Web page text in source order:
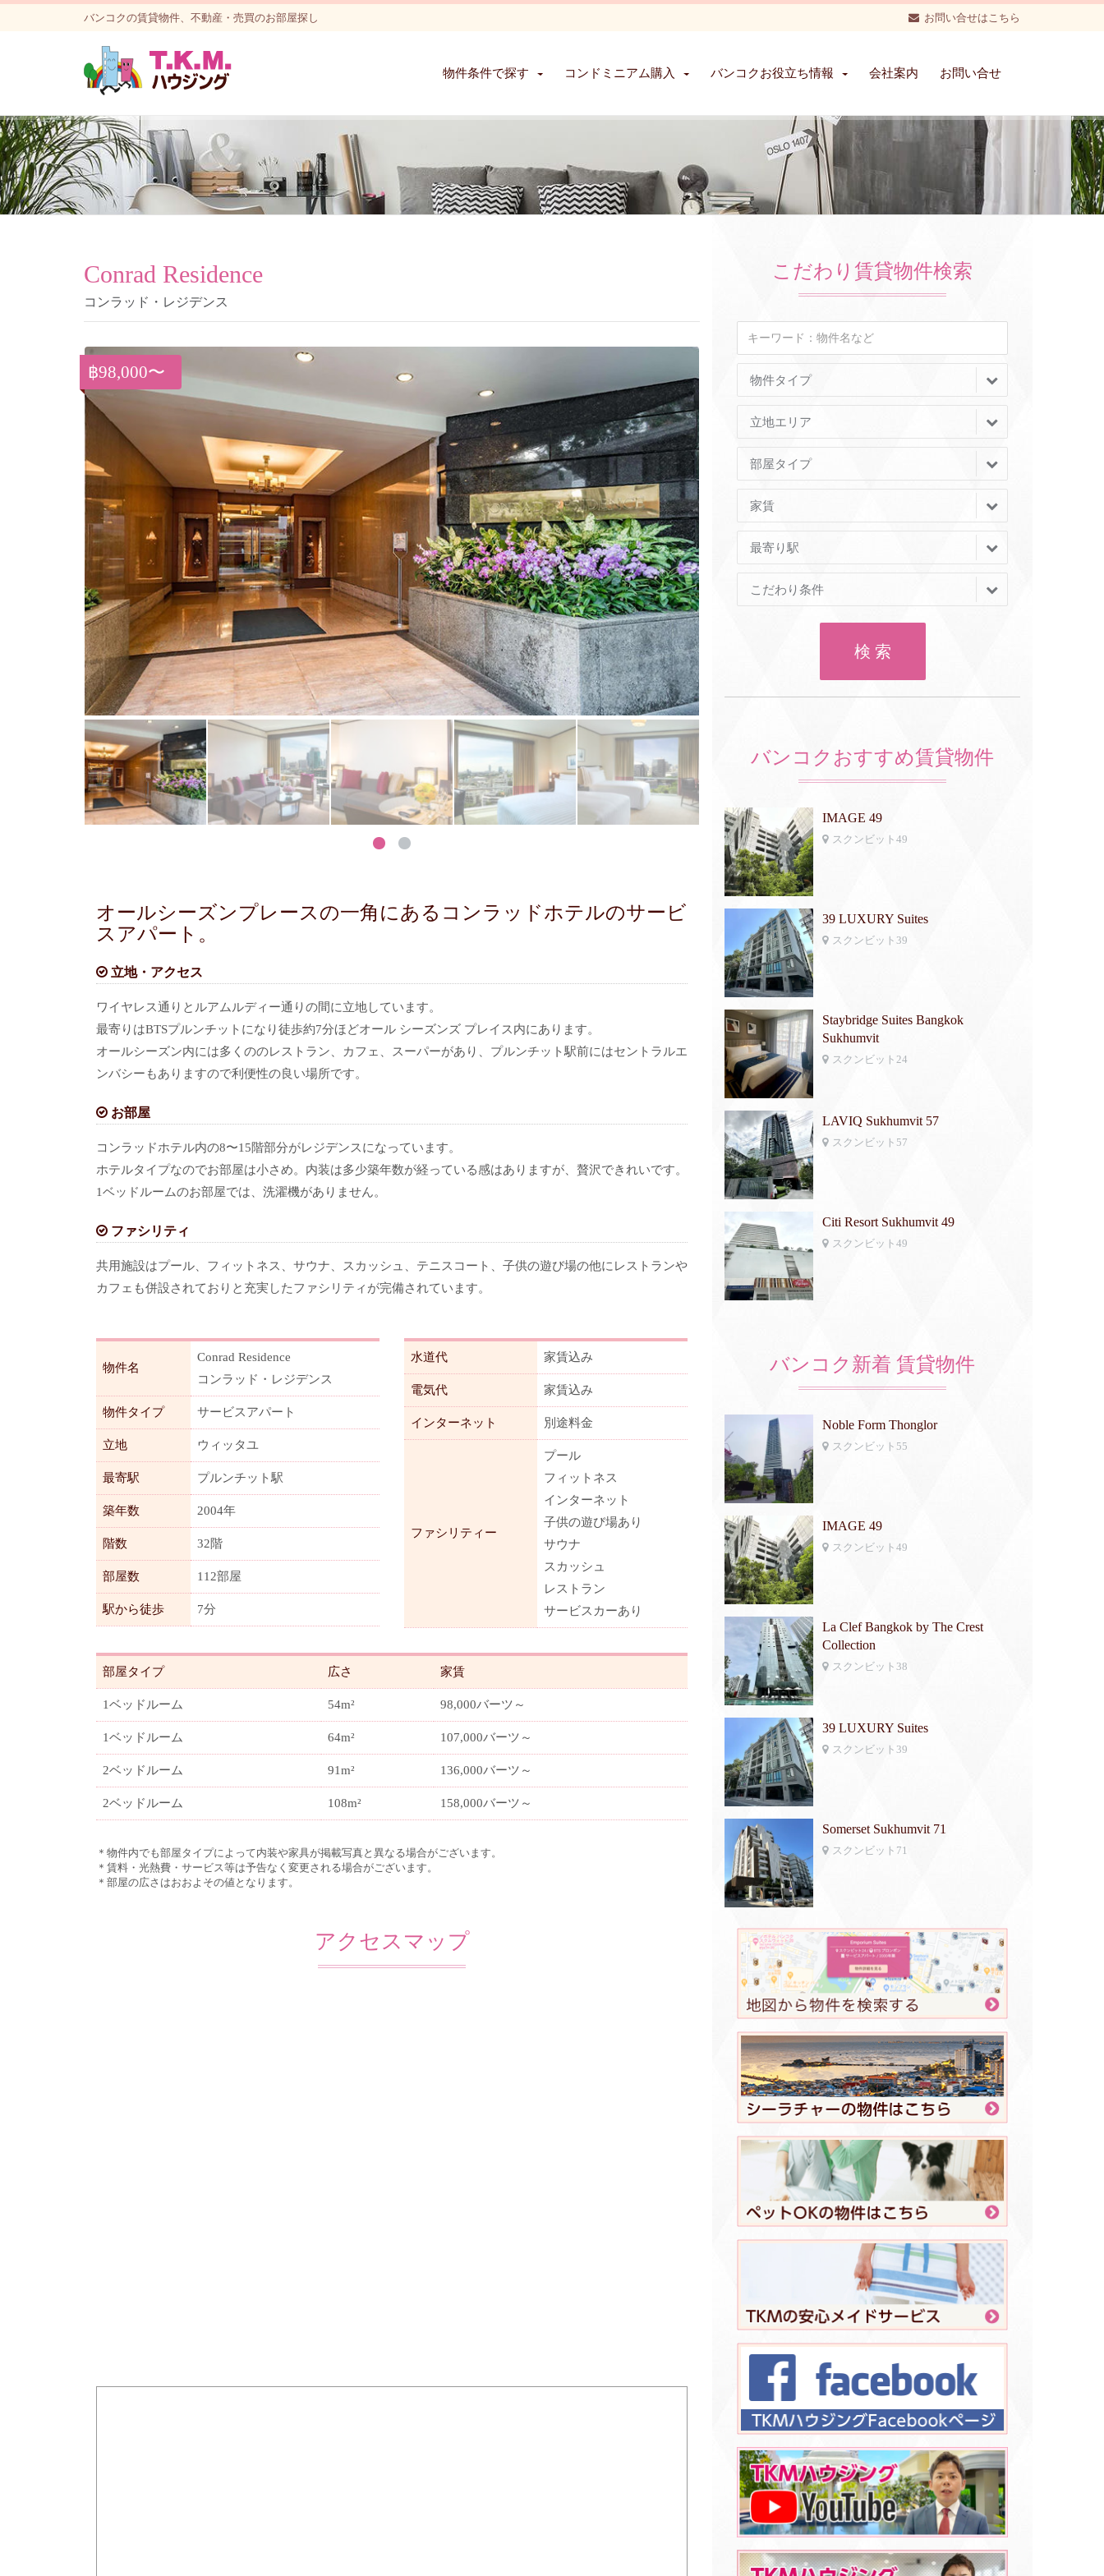
バンコクの賃貸物件、不動産・売買のお部屋探し お問い合せはこちら
物件条件で探す コンドミニアム購入 バンコクお役立ち情報 会社案内 お問い合せ
Conrad Residence
コンラッド・レジデンス
฿98,000〜
オールシーズンプレースの一角にあるコンラッドホテルのサービ
スアパート。
立地・アクセス
ワイヤレス通りとルアムルディー通りの間に立地しています。
最寄りはBTSプルンチットになり徒歩約7分ほどオール シーズンズ プレイス内にあります。
オールシーズン内には多くののレストラン、カフェ、スーパーがあり、プルンチット駅前にはセントラルエ
ンバシーもありますので利便性の良い場所です。
お部屋
コンラッドホテル内の8〜15階部分がレジデンスになっています。
ホテルタイプなのでお部屋は小さめ。内装は多少築年数が経っている感はありますが、贅沢できれいです。
1ベッドルームのお部屋では、洗濯機がありません。
ファシリティ
共用施設はプール、フィットネス、サウナ、スカッシュ、テニスコート、子供の遊び場の他にレストランや
カフェも併設されておりと充実したファシリティが完備されています。
物件名
Conrad Residence
コンラッド・レジデンス
物件タイプ サービスアパート
立地 ウィッタユ
最寄駅 プルンチット駅
築年数 2004年
階数 32階
部屋数 112部屋
駅から徒歩 7分
水道代 家賃込み
電気代 家賃込み
インターネット 別途料金
ファシリティー
プール
フィットネス
インターネット
子供の遊び場あり
サウナ
スカッシュ
レストラン
サービスカーあり
部屋タイプ 広さ 家賃
1ベッドルーム 54m² 98,000バーツ～
1ベッドルーム 64m² 107,000バーツ～
2ベッドルーム 91m² 136,000バーツ～
2ベッドルーム 108m² 158,000バーツ～
＊物件内でも部屋タイプによって内装や家具が掲載写真と異なる場合がございます。
＊賃料・光熱費・サービス等は予告なく変更される場合がございます。
＊部屋の広さはおおよその値となります。
アクセスマップ
こだわり賃貸物件検索
物件タイプ
立地エリア
部屋タイプ
家賃
最寄り駅
こだわり条件
検 索
バンコクおすすめ賃貸物件
IMAGE 49
スクンビット49
39 LUXURY Suites
スクンビット39
Staybridge Suites Bangkok
Sukhumvit
スクンビット24
LAVIQ Sukhumvit 57
スクンビット57
Citi Resort Sukhumvit 49
スクンビット49
バンコク新着 賃貸物件
Noble Form Thonglor
スクンビット55
IMAGE 49
スクンビット49
La Clef Bangkok by The Crest
Collection
スクンビット38
39 LUXURY Suites
スクンビット39
Somerset Sukhumvit 71
スクンビット71